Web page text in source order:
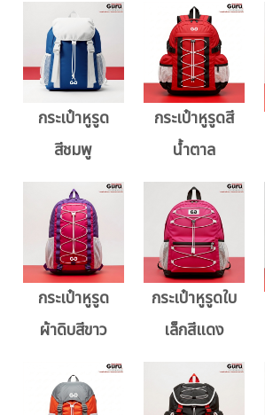
กระเป๋าหูรูด
สีชมพู
กระเป๋าหูรูดสี
น้ำตาล
กระเป๋าหูรูด
ผ้าดิบสีขาว
กระเป๋าหูรูดใบ
เล็กสีแดง